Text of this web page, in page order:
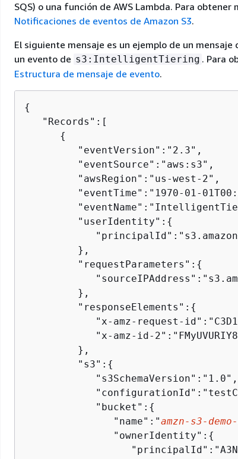
SQS) o una función de AWS Lambda. Para
Notificaciones de eventos de Amazon S3.
El siguiente mensaje es un ejemplo de un mensaje
un evento de s3:IntelligentTiering . Para
Estructura de mensaje de evento.
{
   "Records":[
{
         "eventVersion":"2.3",
         "eventSource":"aws:s3",
         "awsRegion":"us-west-2",
"eventTime":"1970-01-
         "userIdentity":
{
         },
         "requestParameters":
{
         },
         "responseElements":
{
"x-amz-request-
"x-amz-id-
         },
         "s3":
{
            "s3SchemaVersion":"1.0",
            "bucket":
{
               "name":"
amzn-s3-
               "ownerIdentity":
{